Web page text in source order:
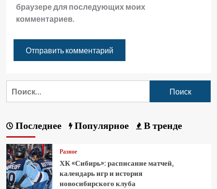
браузере для последующих моих
комментариев.
Последнее Популярное В тренде
Разное
ХК «Сибирь»: расписание матчей,
календарь игр и история
новосибирского клуба